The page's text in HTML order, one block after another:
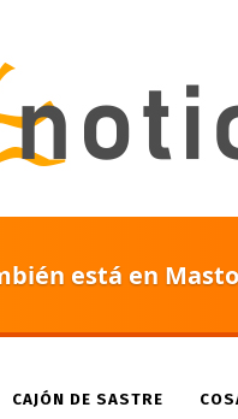
está en
CAJÓN DE SASTRE